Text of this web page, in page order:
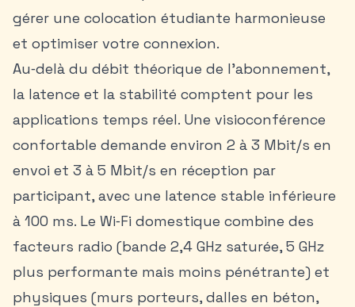
gérer une colocation étudiante harmonieuse
et optimiser votre connexion.
Au‑delà du débit théorique de l’abonnement,
la latence et la stabilité comptent pour les
applications temps réel. Une visioconférence
confortable demande environ 2 à 3 Mbit/s en
envoi et 3 à 5 Mbit/s en réception par
participant, avec une latence stable inférieure
à 100 ms. Le Wi‑Fi domestique combine des
facteurs radio (bande 2,4 GHz saturée, 5 GHz
plus performante mais moins pénétrante) et
physiques (murs porteurs, dalles en béton,